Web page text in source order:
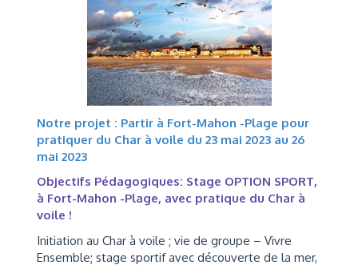
Notre projet : Partir à Fort-Mahon -Plage pour
pratiquer du Char à voile du 23 mai 2023 au 26
mai 2023
Objectifs Pédagogiques: Stage OPTION SPORT,
à Fort-Mahon -Plage, avec pratique du Char à
voile !
Initiation au Char à voile ; vie de groupe – Vivre
Ensemble; stage sportif avec découverte de la mer,